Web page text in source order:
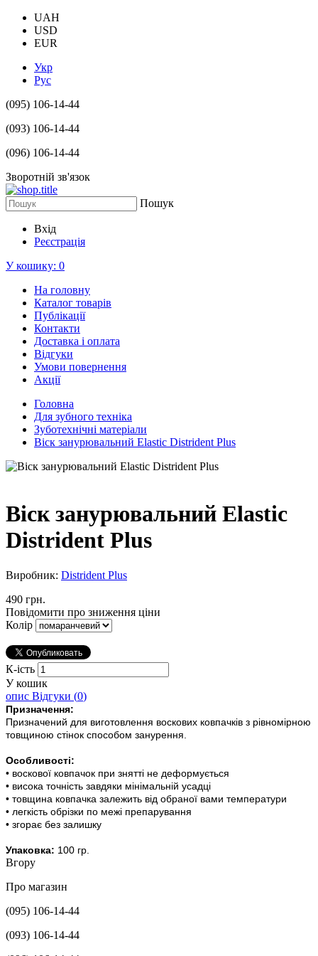
UAH
USD
EUR
Укр
Рус
(095) 106-14-44
(093) 106-14-44
(096) 106-14-44
Зворотній зв'язок
Пошук
Вхід
Реєстрація
У кошику: 0
На головну
Каталог товарів
Публікації
Контакти
Доставка і оплата
Відгуки
Умови повернення
Акції
Головна
Для зубного техніка
Зуботехнічні матеріали
Віск занурювальний Elastic Distrident Plus
Віск занурювальний Elastic
Distrident Plus
Виробник: Distrident Plus
490 грн.
Повідомити про зниження ціни
Колір
К-ість
У кошик
опис Відгуки (0)
Призначення:
Призначений для виготовлення воскових ковпачків з рівномірною
товщиною стінок способом занурення.
Особливості:
• воскової ковпачок при знятті не деформується
• висока точність завдяки мінімальній усадці
• товщина ковпачка залежить від обраної вами температури
• легкість обрізки по межі препарування
• згорає без залишку
Упаковка: 100 гр.
Вгору
Про магазин
(095) 106-14-44
(093) 106-14-44